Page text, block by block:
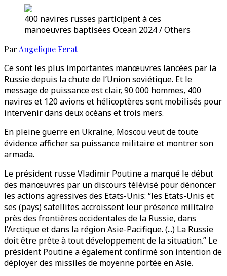
400 navires russes participent à ces
manoeuvres baptisées Ocean 2024 / Others
Par Angelique Ferat
Ce sont les plus importantes manœuvres lancées par la
Russie depuis la chute de l’Union soviétique. Et le
message de puissance est clair, 90 000 hommes, 400
navires et 120 avions et hélicoptères sont mobilisés pour
intervenir dans deux océans et trois mers.
En pleine guerre en Ukraine, Moscou veut de toute
évidence afficher sa puissance militaire et montrer son
armada.
Le président russe Vladimir Poutine a marqué le début
des manœuvres par un discours télévisé pour dénoncer
les actions agressives des Etats-Unis: “les Etats-Unis et
ses (pays) satellites accroissent leur présence militaire
près des frontières occidentales de la Russie, dans
l’Arctique et dans la région Asie-Pacifique. (...) La Russie
doit être prête à tout développement de la situation.” Le
président Poutine a également confirmé son intention de
déployer des missiles de moyenne portée en Asie.